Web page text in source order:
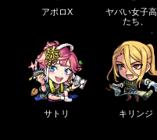
アポロX
ヤバい女子
たち、
サトリ キリンジ